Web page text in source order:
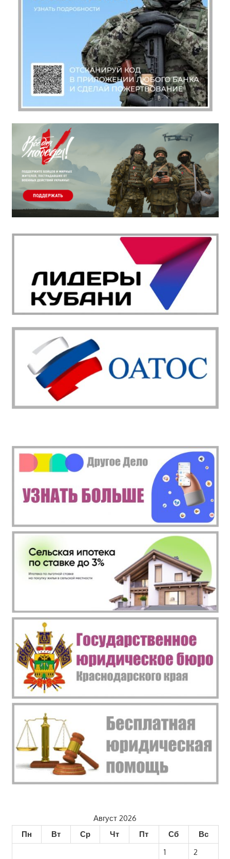
Август 2026
Пн
Вт Ср Чт Пт Сб
Вс
1
2